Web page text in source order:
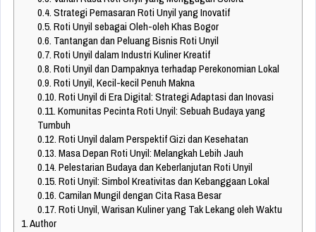
0.4.Strategi Pemasaran Roti Unyil yang Inovatif
0.5.Roti Unyil sebagai Oleh-oleh Khas Bogor
0.6. Tantangan dan Peluang Bisnis Roti Unyil
0.7.Roti Unyil dalam Industri Kuliner Kreatif
0.8.Roti Unyil dan Dampaknya terhadap Perekonomian Lokal
0.9.Roti Unyil, Kecil-kecil Penuh Makna
0.10.Roti Unyil di Era Digital: Strategi Adaptasi dan Inovasi
0.11.Komunitas Pecinta Roti Unyil: Sebuah Budaya yang
Tumbuh
0.12.Roti Unyil dalam Perspektif Gizi dan Kesehatan
0.13.Masa Depan Roti Unyil: Melangkah Lebih Jauh
0.14.Pelestarian Budaya dan Keberlanjutan Roti Unyil
0.15.Roti Unyil: Simbol Kreativitas dan Kebanggaan Lokal
0.16.Camilan Mungil dengan Cita Rasa Besar
0.17.Roti Unyil, Warisan Kuliner yang Tak Lekang oleh Waktu
1.Author